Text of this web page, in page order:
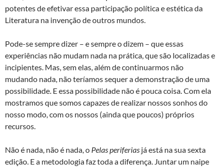
potentes de efetivar essa participação política e estética da
Literatura na invenção de outros mundos.
Pode-se sempre dizer – e sempre o dizem – que essas
experiências não mudam nada na prática, que são localizadas e
incipientes. Mas, sem elas, além de continuarmos não
mudando nada, não teríamos sequer a demonstração de uma
possibilidade. E essa possibilidade não é pouca coisa. Com ela
mostramos que somos capazes de realizar nossos sonhos do
nosso modo, com os nossos (ainda que poucos) próprios
recursos.
Não é nada, não é nada, o Pelas periferias já está na sua sexta
edição. E a metodologia faz toda a diferença. Juntar um naipe